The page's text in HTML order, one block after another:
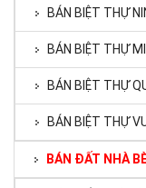
BÁN BIỆT THỰ
BÁN BIỆT THỰ
BÁN BIỆT THỰ
BÁN BIỆT THỰ
BÁN ĐẤT NHÀ